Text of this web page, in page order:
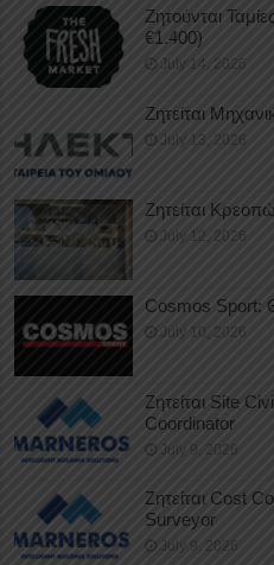
Ζητούνται
€1.400)
July 14, 2026
Ζητείται
July 13, 2026
Ζητείται
July 12, 2026
Cosmos Sport:
July 10, 2026
Ζητείται Site
Coordinator
July 9, 2026
Ζητείται Cost
Surveyor
July 9, 2026